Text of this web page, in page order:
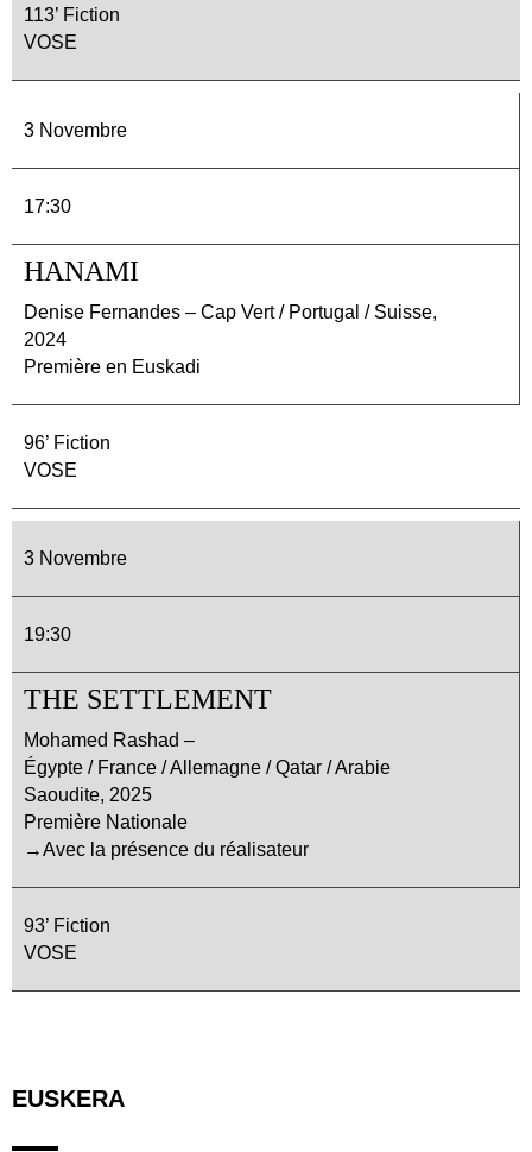
113’ Fiction
VOSE
3 Novembre
17:30
HANAMI
Denise Fernandes – Cap Vert / Portugal / Suisse,
2024
Première en Euskadi
96’ Fiction
VOSE
3 Novembre
19:30
THE SETTLEMENT
Mohamed Rashad –
Égypte / France / Allemagne / Qatar / Arabie
Saoudite, 2025
Première Nationale
→Avec la présence du réalisateur
93’ Fiction
VOSE
EUSKERA